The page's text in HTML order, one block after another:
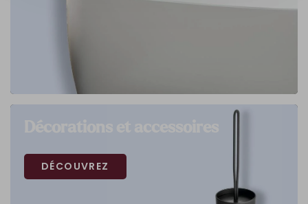
DÉCOUVREZ